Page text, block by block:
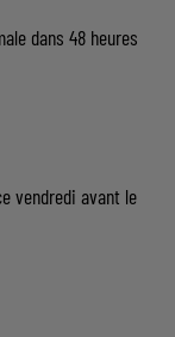
dans 48 heures
vendredi avant le